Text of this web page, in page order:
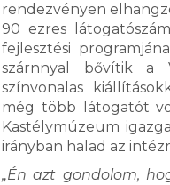
rendezvényen
90 ezres
fejlesztési
szárnnyal bővítik a
színvonalas
még több látogatót
Kastélymúzeum
irányban halad az
„Én azt gondolom,